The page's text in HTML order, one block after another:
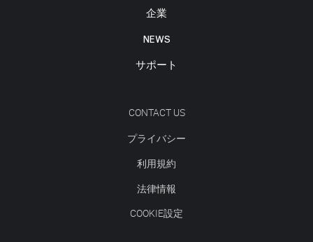
企業
NEWS
サポート
CONTACT US
プライバシー
利用規約
法律情報
COOKIE設定